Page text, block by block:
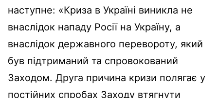
наступне: «Криза в Україні виникла не
внаслідок нападу Росії на Україну, а
внаслідок державного перевороту, який
був підтриманий та спровокований
Заходом. Друга причина кризи полягає у
постійних спробах Заходу втягнути